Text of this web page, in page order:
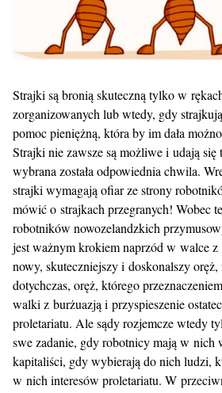
Strajki są bronią skuteczną tylko w
zorganizowanych lub wtedy, gdy
pomoc pieniężną, która by im dała
Strajki nie zawsze są możliwe i udają
wybrana została odpowiednia chwila.
strajki wymagają ofiar ze strony
mówić o strajkach przegranych! Wobec
robotników nowozelandzkich
jest ważnym krokiem naprzód w walce z
nowy, skuteczniejszy i doskonalszy
dotychczas, oręż, którego
walki z burżuazją i przyspieszenie
proletariatu. Ale sądy rozjemcze wtedy
swe zadanie, gdy robotnicy mają w nich
kapitaliści, gdy wybierają do nich ludzi,
w nich interesów proletariatu. W